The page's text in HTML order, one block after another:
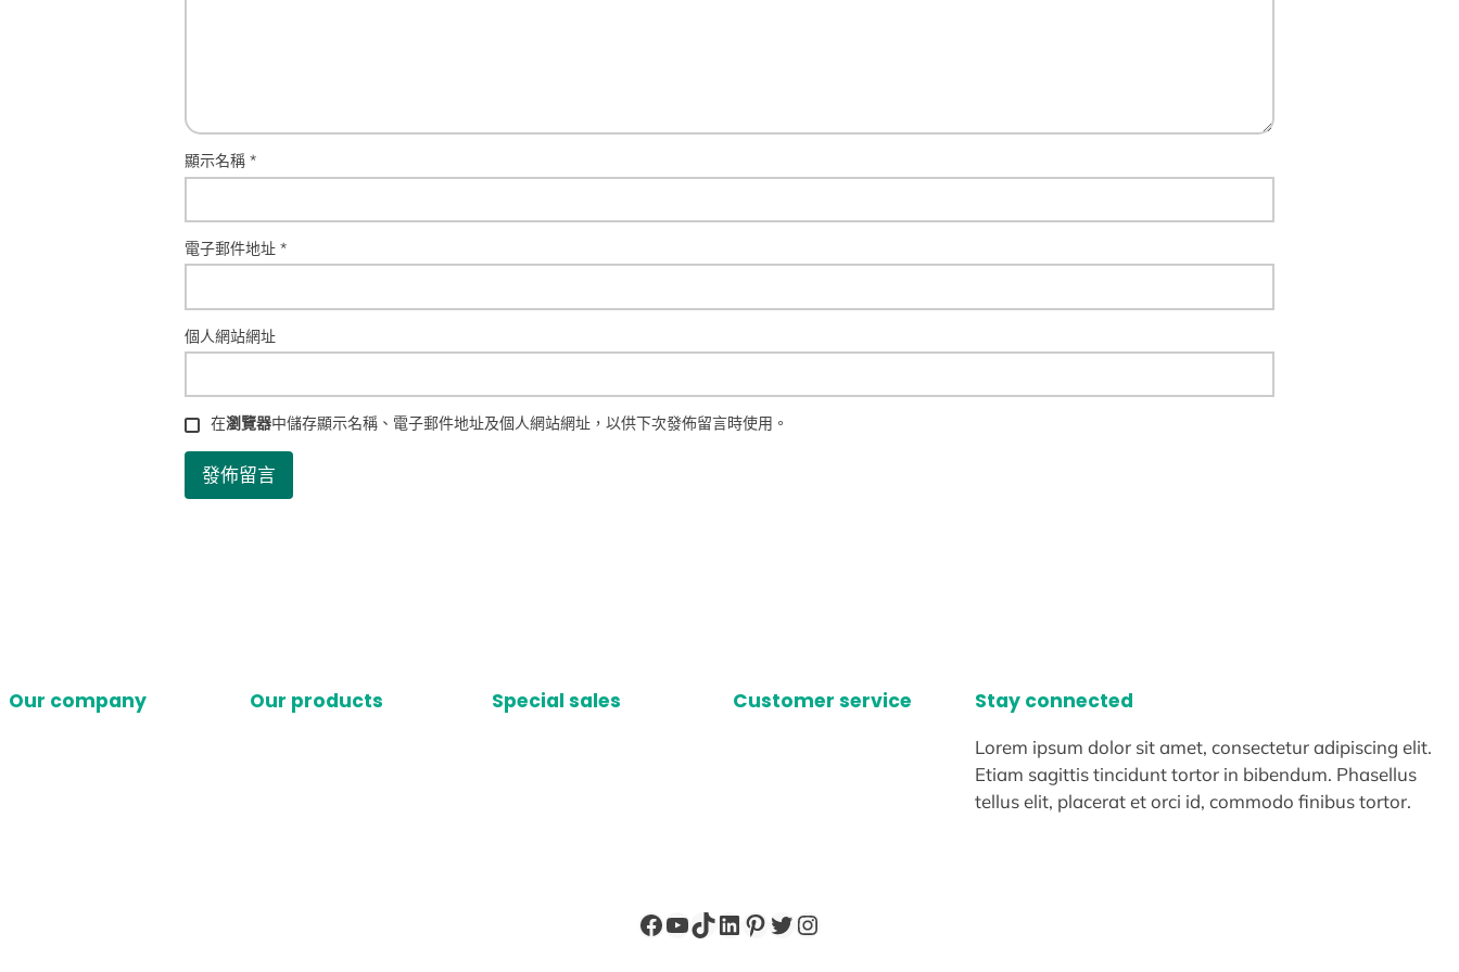
顯示名稱 *
電子郵件地址 *
個人網站網址
在瀏覽器中儲存顯示名稱、電子郵件地址及個人網站網址，以供下次發佈留言時使用。
Our company Our products Special sales Customer service Stay connected
Lorem ipsum dolor sit amet, consectetur adipiscing elit.
Etiam sagittis tincidunt tortor in bibendum. Phasellus
tellus elit, placerat et orci id, commodo finibus tortor.
Facebook
YouTube
TikTok
LinkedIn
Pinterest
X Instagram